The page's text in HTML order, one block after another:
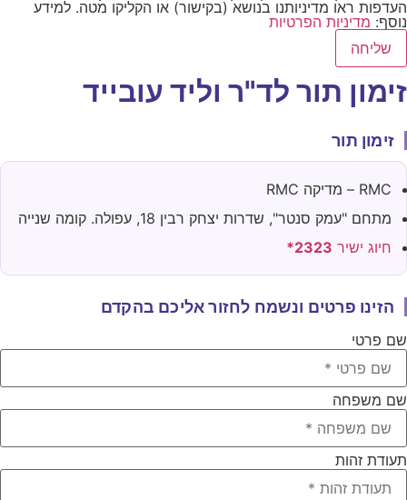
ראו מדיניותנו בנושא (בקישור) או הקליקו מטה. למידע
מדיניות הפרטיות
שליחה
תור לד"ר וליד עובייד
זימון תור
RMC – מדיקה RMC
מתחם "עמק סנטר", שדרות יצחק רבין 18, עפולה. קומה שנייה
חיוג ישיר 2323*
הזינו פרטים ונשמח לחזור אליכם בהקדם
פרטי
משפחה
זהות